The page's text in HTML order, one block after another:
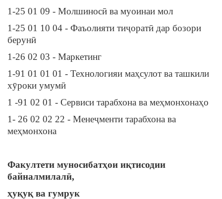
1-25 01 09 - Молшиносӣ ва муоинаи мол
1-25 01 10 04 - Фаъолияти тиҷоратӣ дар бозори
берунӣ
1-26 02 03 - Маркетинг
1-91 01 01 01 - Технологияи маҳсулот ва ташкили
хӯроки умумӣ
1 -91 02 01 - Сервиси тарабхона ва меҳмонхонаҳо
1- 26 02 02 22 - Менеҷменти тарабхона ва
меҳмонхона
Факултети муносибатҳои иқтисодии
байналмилалӣ,
ҳуқуқ ва гумрук